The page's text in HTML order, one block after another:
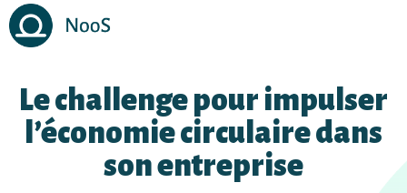
Le challenge pour impulser
l’économie circulaire dans
son entreprise